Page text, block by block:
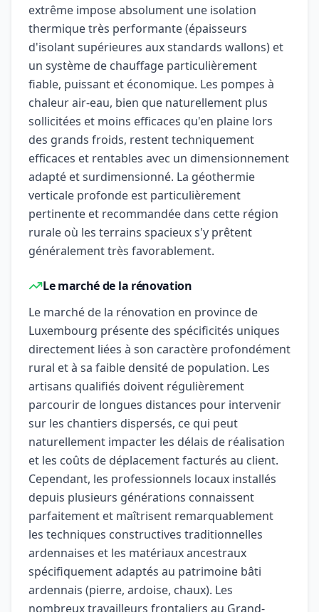
extrême impose absolument une isolation
thermique très performante (épaisseurs
d'isolant supérieures aux standards wallons) et
un système de chauffage particulièrement
fiable, puissant et économique. Les pompes à
chaleur air-eau, bien que naturellement plus
sollicitées et moins efficaces qu'en plaine lors
des grands froids, restent techniquement
efficaces et rentables avec un dimensionnement
adapté et surdimensionné. La géothermie
verticale profonde est particulièrement
pertinente et recommandée dans cette région
rurale où les terrains spacieux s'y prêtent
généralement très favorablement.
Le marché de la rénovation
Le marché de la rénovation en province de
Luxembourg présente des spécificités uniques
directement liées à son caractère profondément
rural et à sa faible densité de population. Les
artisans qualifiés doivent régulièrement
parcourir de longues distances pour intervenir
sur les chantiers dispersés, ce qui peut
naturellement impacter les délais de réalisation
et les coûts de déplacement facturés au client.
Cependant, les professionnels locaux installés
depuis plusieurs générations connaissent
parfaitement et maîtrisent remarquablement
les techniques constructives traditionnelles
ardennaises et les matériaux ancestraux
spécifiquement adaptés au patrimoine bâti
ardennais (pierre, ardoise, chaux). Les
nombreux travailleurs frontaliers au Grand-